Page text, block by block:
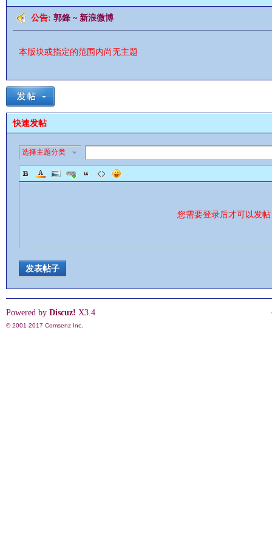
公告: 郭鋒 ~ 新浪微博
本版块或指定的范围内尚无主题
快速发帖
选择主题分类
您需要登录后才可以发
发表帖子
Powered by Discuz! X3.4
© 2001-2017 Comsenz Inc.